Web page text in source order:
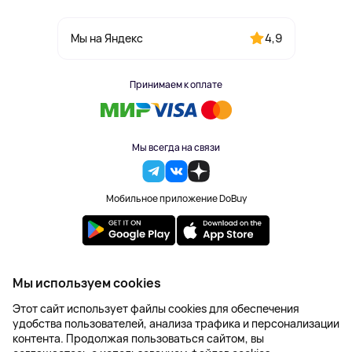
Мы на Яндекс 4,9
Принимаем к оплате
Мы всегда на связи
Мобильное приложение DoBuy
2023-2026 © DoBuy. Все права защищены
Правила обработки персональных данных
Пользовательское соглашение
Оферта
Создание сайта – NetLab
Мы используем cookies
Этот сайт использует файлы cookies для обеспечения
удобства пользователей, анализа трафика и персонализации
контента. Продолжая пользоваться сайтом, вы